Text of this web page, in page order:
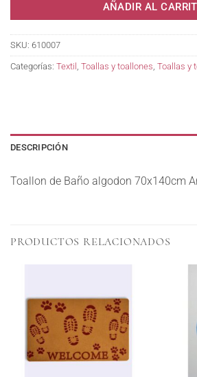
AÑADIR AL
SKU: 610007
Categorías: Textil , Toallas y toallones, Toallas y
DESCRIPCIÓN
Toallon de Baño algodon 70x140cm
PRODUCTOS RELACIONADOS